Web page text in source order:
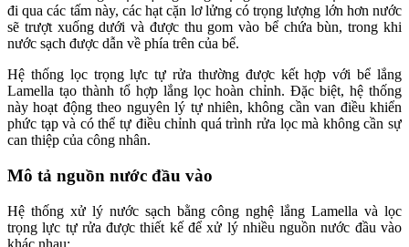
đi qua các tấm này, các hạt cặn lơ lửng có trọng lượng lớn hơn nước
sẽ trượt xuống dưới và được thu gom vào bể chứa bùn, trong khi
nước sạch được dẫn về phía trên của bể.
Hệ thống lọc trọng lực tự rửa thường được kết hợp với bể lắng
Lamella tạo thành tổ hợp lắng lọc hoàn chỉnh. Đặc biệt, hệ thống
này hoạt động theo nguyên lý tự nhiên, không cần van điều khiển
phức tạp và có thể tự điều chỉnh quá trình rửa lọc mà không cần sự
can thiệp của công nhân.
Mô tả nguồn nước đầu vào
Hệ thống xử lý nước sạch bằng công nghệ lắng Lamella và lọc
trọng lực tự rửa được thiết kế để xử lý nhiều nguồn nước đầu vào
khác nhau: